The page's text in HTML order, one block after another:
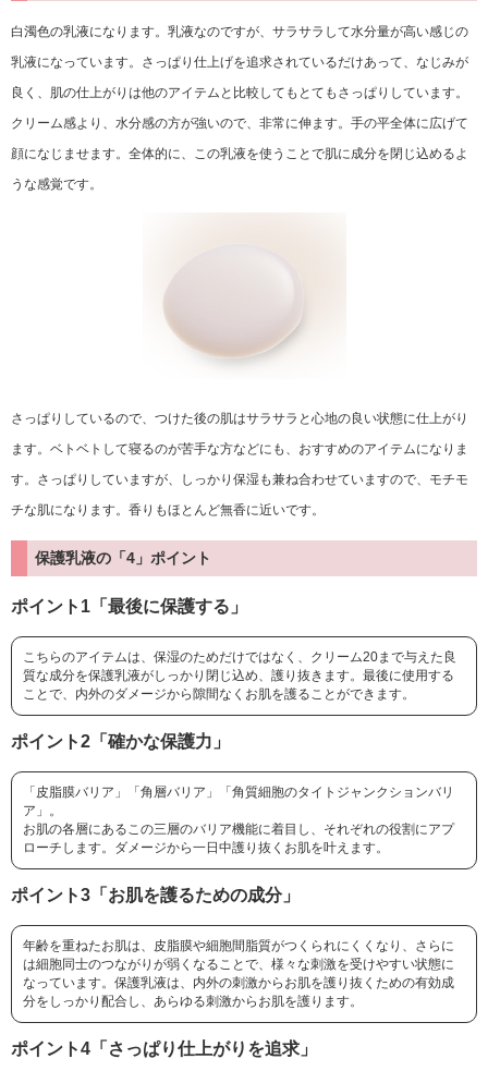
白濁色の乳液になります。乳液なのですが、サラサラして水分量が高い感じの
乳液になっています。さっぱり仕上げを追求されているだけあって、なじみが
良く、肌の仕上がりは他のアイテムと比較してもとてもさっぱりしています。
クリーム感より、水分感の方が強いので、非常に伸ます。手の平全体に広げて
顔になじませます。全体的に、この乳液を使うことで肌に成分を閉じ込めるよ
うな感覚です。
さっぱりしているので、つけた後の肌はサラサラと心地の良い状態に仕上がり
ます。ベトベトして寝るのが苦手な方などにも、おすすめのアイテムになりま
す。さっぱりしていますが、しっかり保湿も兼ね合わせていますので、モチモ
チな肌になります。香りもほとんど無香に近いです。
保護乳液の「4」ポイント
ポイント1「最後に保護する」
こちらのアイテムは、保湿のためだけではなく、クリーム20まで与えた良
質な成分を保護乳液がしっかり閉じ込め、護り抜きます。最後に使用する
ことで、内外のダメージから隙間なくお肌を護ることができます。
ポイント2「確かな保護力」
「皮脂膜バリア」「角層バリア」「角質細胞のタイトジャンクションバリ
ア」。
お肌の各層にあるこの三層のバリア機能に着目し、それぞれの役割にアプ
ローチします。ダメージから一日中護り抜くお肌を叶えます。
ポイント3「お肌を護るための成分」
年齢を重ねたお肌は、皮脂膜や細胞間脂質がつくられにくくなり、さらに
は細胞同士のつながりが弱くなることで、様々な刺激を受けやすい状態に
なっています。保護乳液は、内外の刺激からお肌を護り抜くための有効成
分をしっかり配合し、あらゆる刺激からお肌を護ります。
ポイント4「さっぱり仕上がりを追求」